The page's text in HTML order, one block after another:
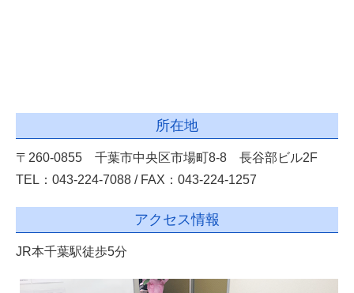
所在地
〒260-0855 千葉市中央区市場町8-8 長谷部ビル2F
TEL：043-224-7088 / FAX：043-224-1257
アクセス情報
JR本千葉駅徒歩5分